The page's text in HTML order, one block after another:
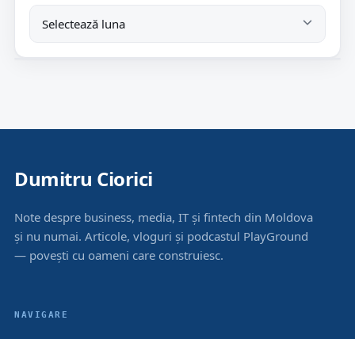
Dumitru Ciorici
Note despre business, media, IT și fintech din Moldova
și nu numai. Articole, vloguri și podcastul PlayGround
— povești cu oameni care construiesc.
NAVIGARE